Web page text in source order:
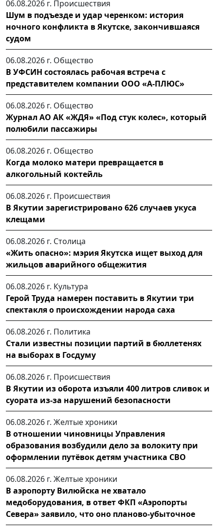
06.08.2026 г. Происшествия
Шум в подъезде и удар черенком: история
ночного конфликта в Якутске, закончившаяся
судом
06.08.2026 г. Общество
В УФСИН состоялась рабочая встреча с
представителем компании ООО «А-ПЛЮС»
06.08.2026 г. Общество
Журнал АО АК «ЖДЯ» «Под стук колес», который
полюбили пассажиры
06.08.2026 г. Общество
Когда молоко матери превращается в
алкогольный коктейль
06.08.2026 г. Происшествия
В Якутии зарегистрировано 626 случаев укуса
клещами
06.08.2026 г. Столица
«Жить опасно»: мэрия Якутска ищет выход для
жильцов аварийного общежития
06.08.2026 г. Культура
Герой Труда намерен поставить в Якутии три
спектакля о происхождении народа саха
06.08.2026 г. Политика
Стали известны позиции партий в бюллетенях
на выборах в Госдуму
06.08.2026 г. Происшествия
В Якутии из оборота изъяли 400 литров сливок и
суората из-за нарушений безопасности
06.08.2026 г. Желтые хроники
В отношении чиновницы Управления
образования возбудили дело за волокиту при
оформлении путёвок детям участника СВО
06.08.2026 г. Желтые хроники
В аэропорту Вилюйска не хватало
медоборудования, в ответ ФКП «Аэропорты
Севера» заявило, что оно планово-убыточное